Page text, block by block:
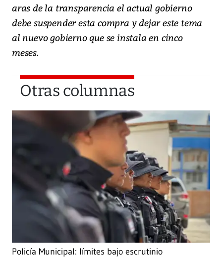
aras de la transparencia el actual gobierno
debe suspender esta compra y dejar este tema
al nuevo gobierno que se instala en cinco
meses.
Otras columnas
Policía Municipal: límites bajo escrutinio